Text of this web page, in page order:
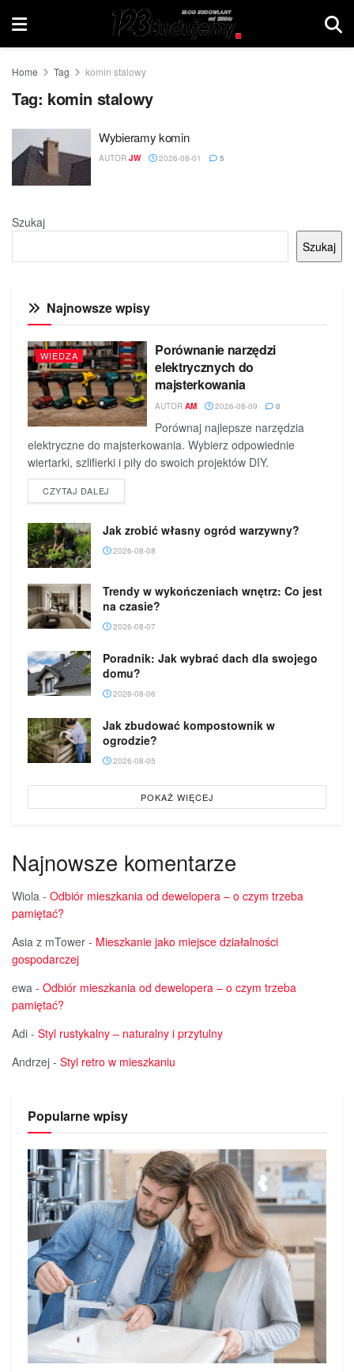
Home Tag komin stalowy
Tag: komin stalowy
Wybieramy komin
AUTOR JW 2026-08-01 5
Szukaj
Szukaj
Najnowsze wpisy
WIEDZA
Porównanie narzędzi
elektrycznych do
majsterkowania
AUTOR AM 2026-08-09 0
Porównaj najlepsze narzędzia
elektryczne do majsterkowania. Wybierz odpowiednie
wiertarki, szlifierki i piły do swoich projektów DIY.
CZYTAJ DALEJ
Jak zrobić własny ogród warzywny?
2026-08-08
Trendy w wykończeniach wnętrz: Co jest
na czasie?
2026-08-07
Poradnik: Jak wybrać dach dla swojego
domu?
2026-08-06
Jak zbudować kompostownik w
ogrodzie?
2026-08-05
POKAŻ WIĘCEJ
Najnowsze komentarze
Wiola - Odbiór mieszkania od dewelopera – o czym trzeba
pamiętać?
Asia z mTower - Mieszkanie jako miejsce działalności
gospodarczej
ewa - Odbiór mieszkania od dewelopera – o czym trzeba
pamiętać?
Adi - Styl rustykalny – naturalny i przytulny
Andrzej - Styl retro w mieszkaniu
Popularne wpisy